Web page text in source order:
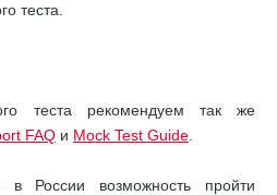
теста.
теста рекомендуем так же
FAQ и Mock Test Guide
в России возможность пройти